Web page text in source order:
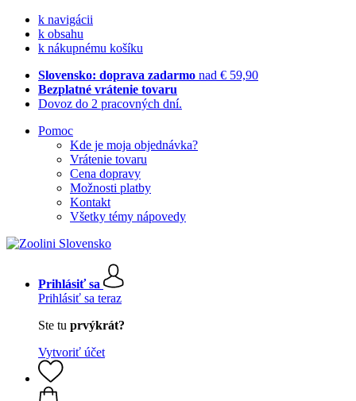
k navigácii
k obsahu
k nákupnému košíku
Slovensko: doprava zadarmo nad € 59,90
Bezplatné vrátenie tovaru
Dovoz do 2 pracovných dní.
Pomoc
Kde je moja objednávka?
Vrátenie tovaru
Cena dopravy
Možnosti platby
Kontakt
Všetky témy nápovedy
Prihlásiť sa
Prihlásiť sa teraz
Ste tu prvýkrát?
Vytvoriť účet